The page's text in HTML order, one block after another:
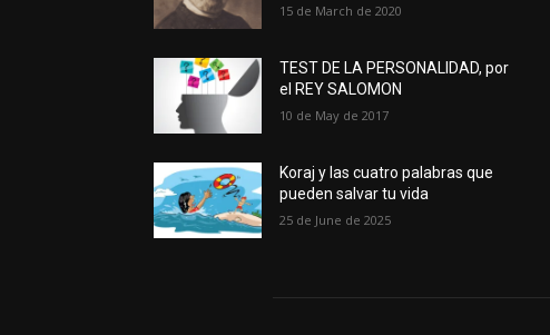
15 de March de 2020
TEST DE LA PERSONALIDAD, por
el REY SALOMON
10 de May de 2017
Koraj y las cuatro palabras que
pueden salvar tu vida
25 de June de 2025